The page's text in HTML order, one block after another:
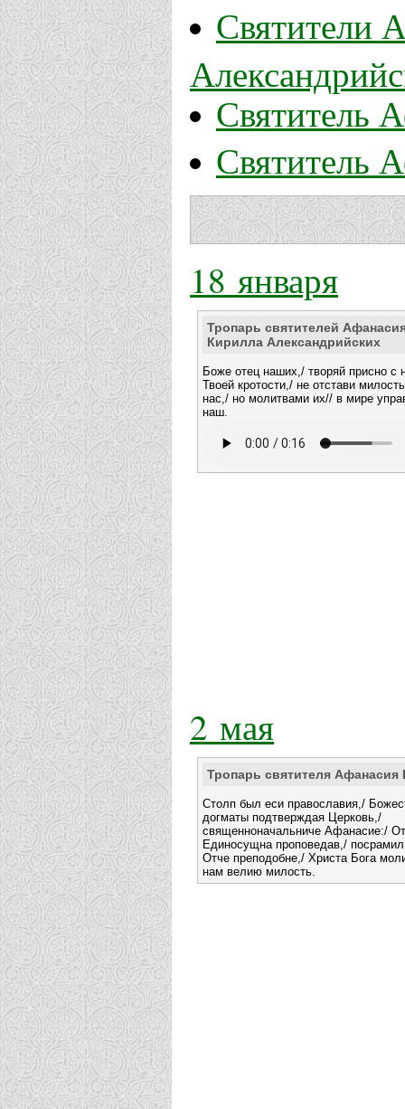
Святители
Святитель
Святитель
18 января
Тропарь святителей
Кирилла Александрийских
Боже отец наших,/ творяй присно с
Твоей кротости,/ не отстави
нас,/ но молитвами их// в мире
наш.
2 мая
Тропарь святителя Афанасия
Столп был еси православия,/
догматы подтверждая Церковь,/
священноначальниче Афанасие:/
Единосущна проповедав,/
Отче преподобне,/ Христа Бога
нам велию милость.